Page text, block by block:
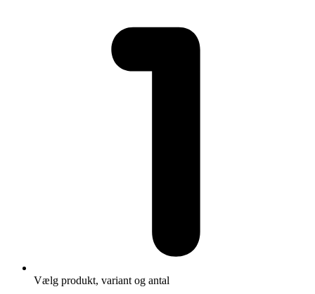
Vælg produkt, variant og antal